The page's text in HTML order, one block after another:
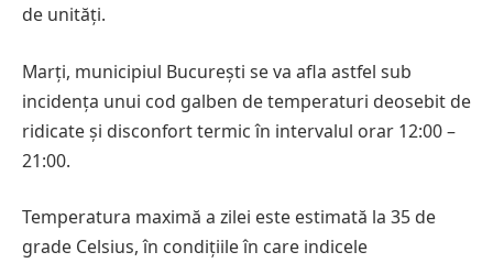
de unități.
Marți, municipiul București se va afla astfel sub
incidența unui cod galben de temperaturi deosebit de
ridicate și disconfort termic în intervalul orar 12:00 –
21:00.
Temperatura maximă a zilei este estimată la 35 de
grade Celsius, în condițiile în care indicele